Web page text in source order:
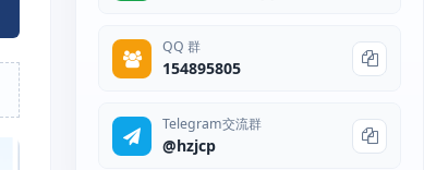
QQ 群
154895805
Telegram交流群
@hzjcp